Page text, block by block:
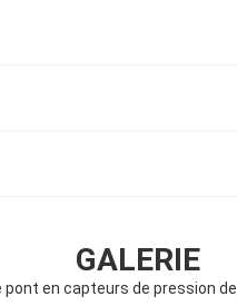
GALERIE
en capteurs de pression